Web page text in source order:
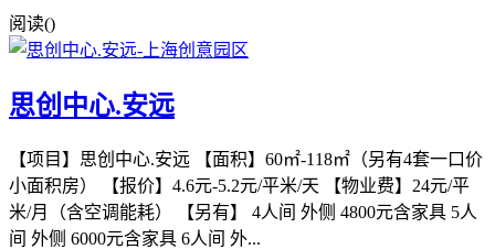
阅读()
思创中心.安远
【项目】思创中心.安远 【面积】60㎡-118㎡（另有4套一口价
小面积房） 【报价】4.6元-5.2元/平米/天 【物业费】24元/平
米/月（含空调能耗） 【另有】 4人间 外侧 4800元含家具 5人
间 外侧 6000元含家具 6人间 外...